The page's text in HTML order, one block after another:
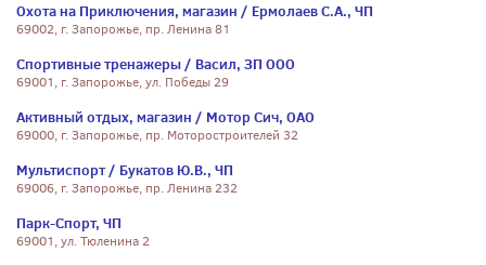
Охота на Приключения, магазин / Ермолаев С.А., ЧП
69002, г. Запорожье, пр. Ленина 81
Спортивные тренажеры / Васил, ЗП ООО
69001, г. Запорожье, ул. Победы 29
Активный отдых, магазин / Мотор Сич, ОАО
69000, г. Запорожье, пр. Моторостроителей 32
Мультиспорт / Букатов Ю.В., ЧП
69006, г. Запорожье, пр. Ленина 232
Парк-Спорт, ЧП
69001, ул. Тюленина 2